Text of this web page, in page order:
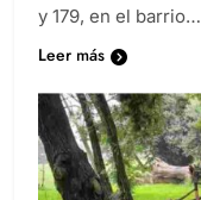
y 179, en el barrio…
Leer más